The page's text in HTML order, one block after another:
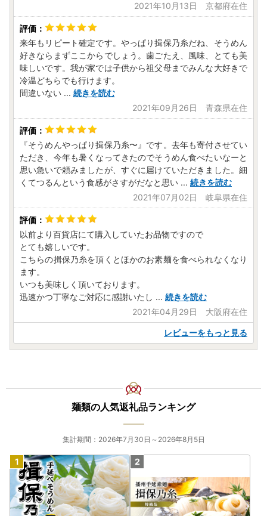
2021年10月13日 京都府在住
来年もリピート確定です。やっぱり揖保乃糸だね、そうめん
好きならまずここからでしょう。歯ごたえ、風味、とても美
味しいです。我が家では子供から祖父母までみんな大好きで
冷温どちらでも行けます。
間違いない ... 続きを読む
2021年09月26日 青森県在住
『そうめんやっぱり揖保乃糸〜』です。去年も寄付させてい
ただき、今年も暑くなってきたのでそうめん食べたいなーと
思い急いで頼みましたが、すぐに届けていただきました。細
くてつるんという食感がさすがだなと思い ... 続きを読む
2021年07月02日 岐阜県在住
以前より百貨店にて購入していたお品物ですので
とても嬉しいです。
こちらの揖保乃糸を頂くとほかのお素麺を食べられなくなり
ます。
いつも美味しく頂いております。
迅速かつ丁寧なご対応に感謝いたし ... 続きを読む
2021年04月29日 大阪府在住
レビューをもっと見る
麺類の人気返礼品ランキング
集計期間：2026年7月30日～2026年8月5日